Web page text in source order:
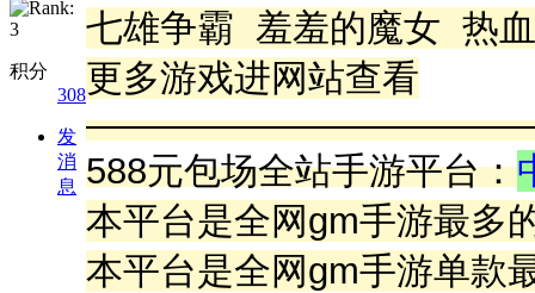
积分
308
发
消
息
七雄争霸 羞羞的魔女 热
更多游戏进网站查看
588元包场全站手游平台：
本平台是全网gm手游最多
本平台是全网gm手游单款